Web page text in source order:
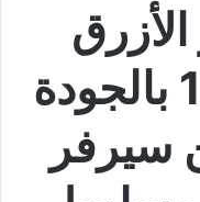
مترجم الحلقة 1 بالجودة
سيرفر